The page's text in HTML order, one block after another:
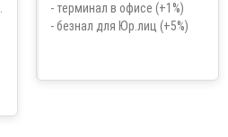
- терминал в офисе (+1%)
- безнал для Юр.лиц (+5%)